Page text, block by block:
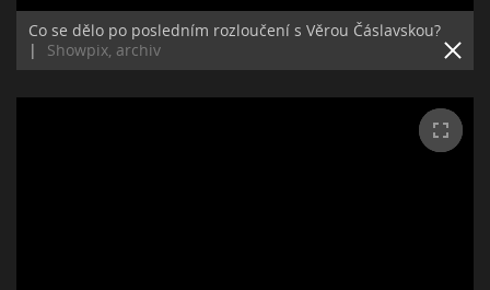
Co se dělo po posledním rozloučení s Věrou Čáslavskou?
|
Showpix, archiv